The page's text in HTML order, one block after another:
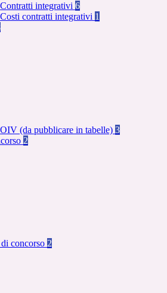
Contratti integrativi 6
Costi contratti integrativi 1
OIV (da pubblicare in tabelle) 3
2
concorso 2